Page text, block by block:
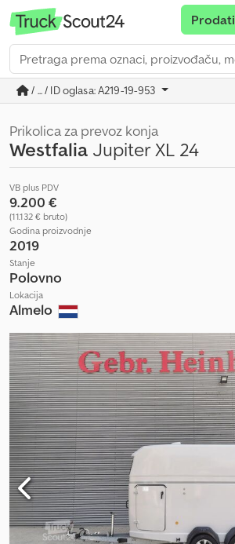
Prodati
/ ... / ID oglasa: A219-19-953
Prikolica za prevoz konja
Westfalia Jupiter XL 24
VB plus PDV
9.200 €
(11.132 € bruto)
Godina proizvodnje
2019
Stanje
Polovno
Lokacija
Almelo